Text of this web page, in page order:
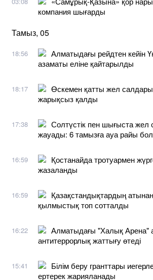
компания шығарды
Тамыз, 05
18:56
Алматыдағы рейдтен кейін
азаматы еліне қайтарылды
18:17
Өскемен қатты жел
жарықсыз қалды
17:38
Солтүстік пен шығыста жел
жауады: 6 тамызға ауа райы
16:59
Қостанайда тротуармен
жазаланды
16:59
Қазақстандықтардың
қылмыстық топ сотталды
16:22
Алматыдағы "Халық Арена"
антитеррорлық жаттығу өтеді
15:41
Білім беру гранттары
ертерек жарияланады